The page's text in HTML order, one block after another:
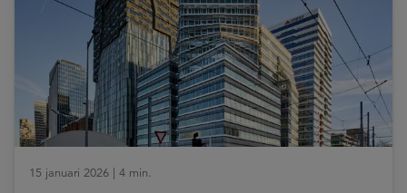
15 januari 2026 | 4 min.